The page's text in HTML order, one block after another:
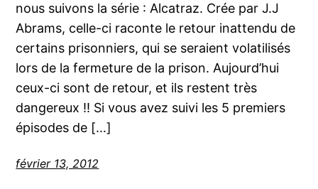
nous suivons la série : Alcatraz. Crée par J.J
Abrams, celle-ci raconte le retour inattendu de
certains prisonniers, qui se seraient volatilisés
lors de la fermeture de la prison. Aujourd’hui
ceux-ci sont de retour, et ils restent très
dangereux !! Si vous avez suivi les 5 premiers
épisodes de […]
février 13, 2012